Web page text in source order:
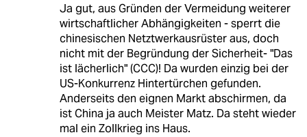
Ja gut, aus Gründen der Vermeidung weiterer
wirtschaftlicher Abhängigkeiten - sperrt die
chinesischen Netztwerkausrüster aus, doch
nicht mit der Begründung der Sicherheit- "Das
ist lächerlich" (CCC)! Da wurden einzig bei der
US-Konkurrenz Hintertürchen gefunden.
Anderseits den eignen Markt abschirmen, da
ist China ja auch Meister Matz. Da steht wieder
mal ein Zollkrieg ins Haus.